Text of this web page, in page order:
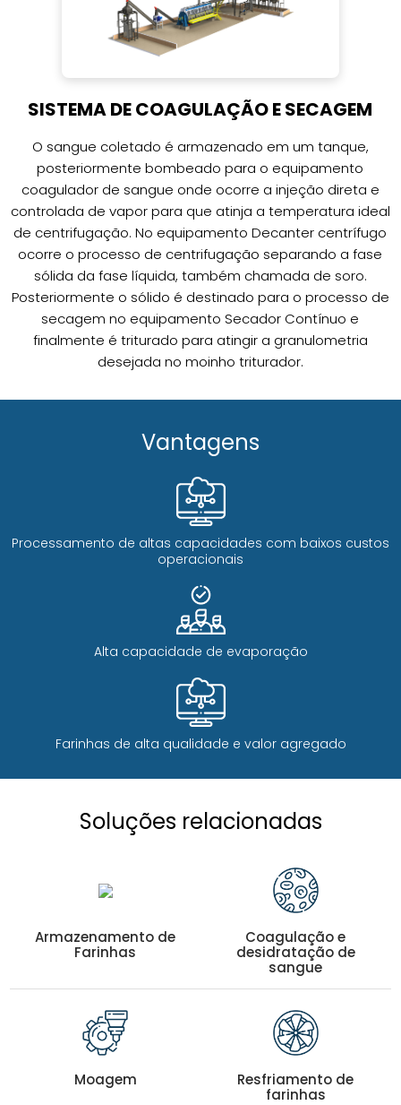
SISTEMA DE COAGULAÇÃO E SECAGEM
O sangue coletado é armazenado em um tanque,
posteriormente bombeado para o equipamento
coagulador de sangue onde ocorre a injeção direta e
controlada de vapor para que atinja a temperatura ideal
de centrifugação. No equipamento Decanter centrífugo
ocorre o processo de centrifugação separando a fase
sólida da fase líquida, também chamada de soro.
Posteriormente o sólido é destinado para o processo de
secagem no equipamento Secador Contínuo e
finalmente é triturado para atingir a granulometria
desejada no moinho triturador.
Vantagens
Processamento de altas capacidades com baixos custos
operacionais
Alta capacidade de evaporação
Farinhas de alta qualidade e valor agregado
Soluções relacionadas
Armazenamento de
Farinhas
Coagulação e
desidratação de
sangue
Moagem
Resfriamento de
farinhas